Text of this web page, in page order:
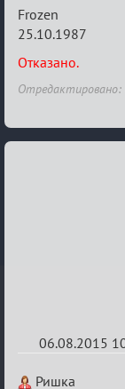
Re:
карусель!
Frozen
25.10.1987
Отказано.
Отредактировано:
06.08.2015
Re:Ришка